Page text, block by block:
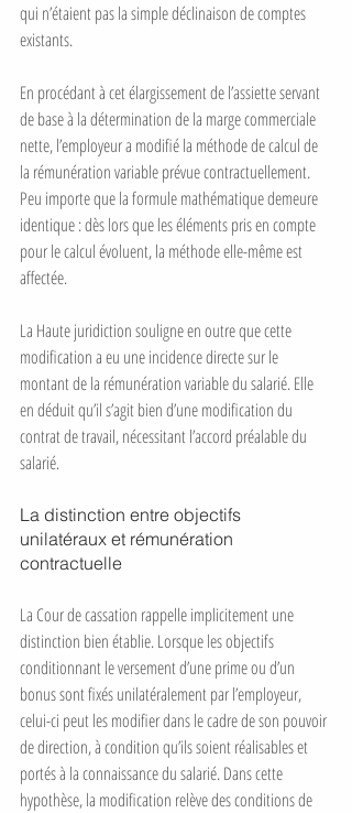
qui n’étaient pas la simple déclinaison de comptes
existants.
En procédant à cet élargissement de l’assiette servant
de base à la détermination de la marge commerciale
nette, l’employeur a modifié la méthode de calcul de
la rémunération variable prévue contractuellement.
Peu importe que la formule mathématique demeure
identique : dès lors que les éléments pris en compte
pour le calcul évoluent, la méthode elle-même est
affectée.
La Haute juridiction souligne en outre que cette
modification a eu une incidence directe sur le
montant de la rémunération variable du salarié. Elle
en déduit qu’il s’agit bien d’une modification du
contrat de travail, nécessitant l’accord préalable du
salarié.
La distinction entre objectifs
unilatéraux et rémunération
contractuelle
La Cour de cassation rappelle implicitement une
distinction bien établie. Lorsque les objectifs
conditionnant le versement d’une prime ou d’un
bonus sont fixés unilatéralement par l’employeur,
celui-ci peut les modifier dans le cadre de son pouvoir
de direction, à condition qu’ils soient réalisables et
portés à la connaissance du salarié. Dans cette
hypothèse, la modification relève des conditions de